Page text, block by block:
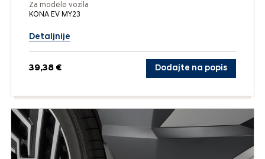
Za modele vozila
KONA EV MY23
Detaljnije
39,38 € Dodajte na popis